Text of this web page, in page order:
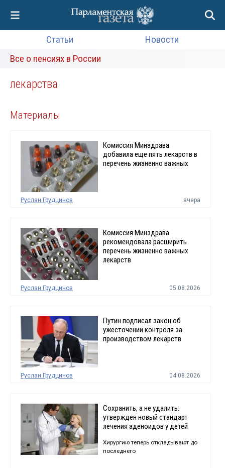
Статьи
Новости
Все о пенсиях в России
лекарства
Материалы
Комиссия Минздрава
добавила еще пять лекарств в
перечень жизненно важных
Руслан Грудцинов вчера
Комиссия Минздрава
рекомендовала расширить
перечень жизненно важных
лекарств
Руслан Грудцинов 05.08.2026
Путин подписал закон об
ужесточении контроля за
производством лекарств
Руслан Грудцинов 04.08.2026
Сохранить, а не удалить:
утвержден новый стандарт
лечения аденоидов у детей
Хирургию теперь откладывают до
последнего